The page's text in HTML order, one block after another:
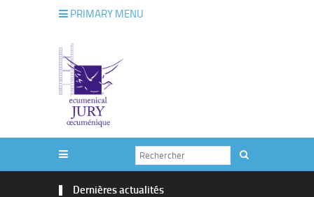
PRIMARY MENU
Dernières actualités